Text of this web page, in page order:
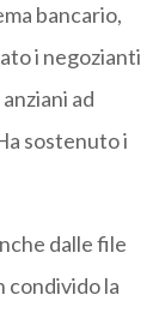
bancario,
i negozianti
ad
sostenuto i
dalle file
condivido la